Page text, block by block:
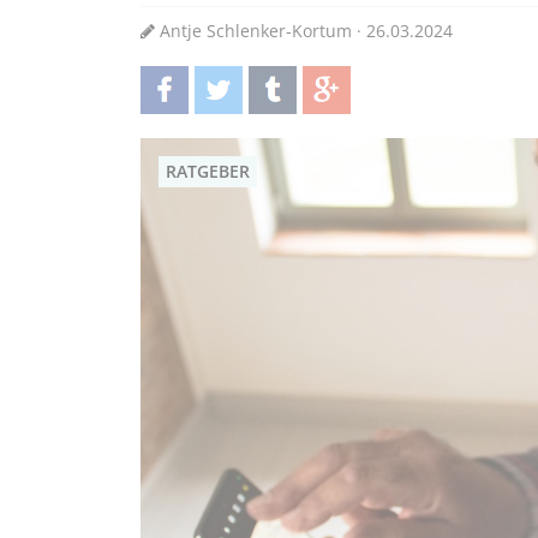
Antje Schlenker-Kortum · 26.03.2024
teilentwittern teilen
RATGEBER